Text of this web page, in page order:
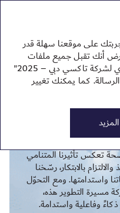
مسيرة شركة تاكسي دبي، حيث
تعكس تأثيرنا المتنامي
بالابتكار، رسّخنا
واستدامتها. ومع التحوّل
مسيرة التطوير هذه،
وفاعلية واستدامة.
على موقعنا سهلة قدر
أنك تقبل جميع ملفات
تعريف الارتباط في الموقع "التقرير السنوي لشركة تاكسي دبي – 2025"
كما يمكنك تغيير